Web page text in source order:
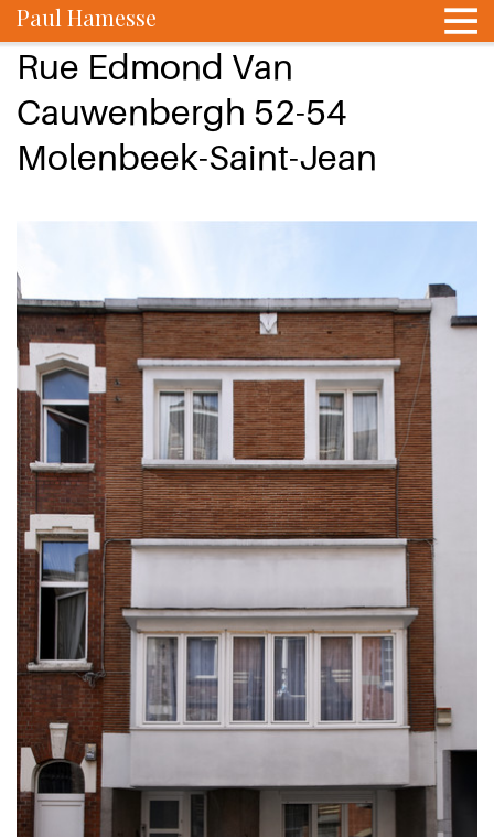
Paul Hamesse
Rue Edmond Van
Cauwenbergh 52-54
Molenbeek-Saint-Jean